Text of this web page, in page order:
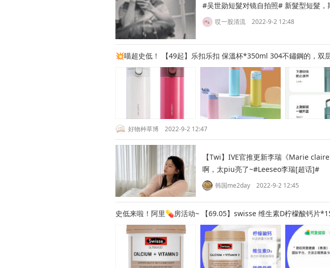
#吴世勋短髮对镜自拍照# 新髮型短髮
哎一股清流 2022-9-2 12:48
💥喵超史低！ 【49起】乐扣乐扣 保溫杯*350ml 304不鏽鋼的，双
好物种草博 2022-9-2 12:47
【Twi】IVE官推更新李瑞《Marie
啊，太piu亮了~#Leeseo李瑞[超话]# ​
韩国me2day 2022-9-2 12:45
史低来啦！阿里💊房活动~ 【69.05】swisse 维生素D柠檬酸钙片